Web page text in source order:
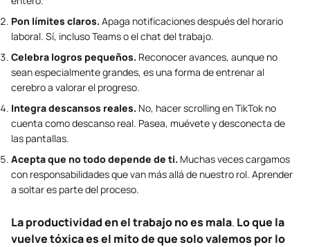
Pon límites claros.Apaga notificaciones después del horario
laboral. Sí, incluso Teams o el chat del trabajo.
Celebra logros pequeños. Reconocer avances, aunque no
sean especialmente grandes, es una forma de entrenar al
cerebro a valorar el progreso.
Integra descansos reales. No, hacerscrollingen TikTok no
cuenta como descanso real. Pasea, muévete y desconecta de
las pantallas.
Acepta que no todo depende de ti. Muchas veces cargamos
con responsabilidades que van más allá de nuestro rol. Aprender
a soltar es parte del proceso.
La productividad en el trabajo no es mala. Lo que la
vuelve tóxica es el mito de que solo valemos por lo